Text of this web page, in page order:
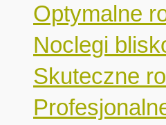
Optymalne
Noclegi
Skuteczne